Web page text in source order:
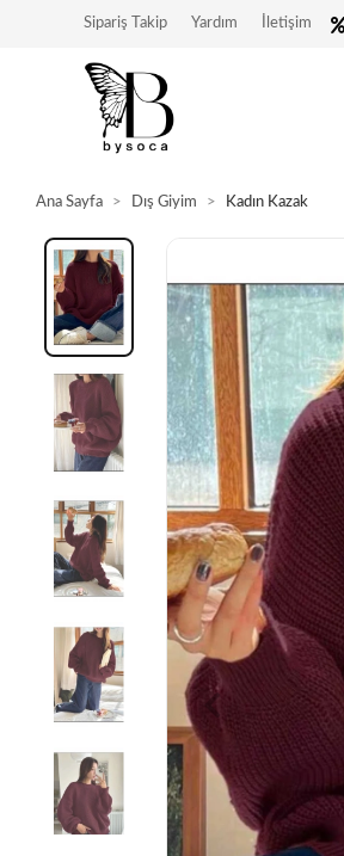
Sipariş Takip Yardım İletişim
Ana Sayfa Dış Giyim Kadın Kazak